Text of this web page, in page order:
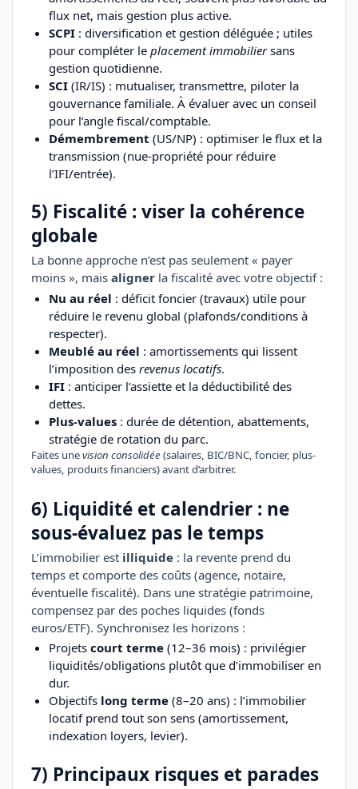
flux net, mais gestion plus active.
SCPI : diversification et gestion déléguée ; utiles
pour compléter le placement immobiliersans
gestion quotidienne.
SCI (IR/IS) : mutualiser, transmettre, piloter la
gouvernance familiale. À évaluer avec un conseil
pour l’angle fiscal/comptable.
Démembrement (US/NP) : optimiser le flux et la
transmission (nue-propriété pour réduire
l’IFI/entrée).
5) Fiscalité : viser la cohérence
globale
La bonne approche n’est pas seulement « payer
moins », mais alignerla fiscalité avec votre objectif :
Nu au réel : déficit foncier (travaux) utile pour
réduire le revenu global (plafonds/conditions à
respecter).
Meublé au réel : amortissements qui lissent
l’imposition des revenus locatifs.
IFI : anticiper l’assiette et la déductibilité des
dettes.
Plus-values : durée de détention, abattements,
stratégie de rotation du parc.
Faites unevision consolidée (salaires, BIC/BNC, foncier, plus-
values, produits financiers) avant d’arbitrer.
6) Liquidité et calendrier : ne
sous-évaluez pas le temps
L’immobilier est illiquide: la revente prend du
temps et comporte des coûts (agence, notaire,
éventuelle fiscalité). Dans une stratégie patrimoine,
compensez par des poches liquides (fonds
euros/ETF). Synchronisez les horizons :
Projets court terme (12–36 mois) : privilégier
liquidités/obligations plutôt que d’immobiliser en
dur.
Objectifs long terme (8–20 ans) : l’immobilier
locatif prend tout son sens (amortissement,
indexation loyers, levier).
7) Principaux risques et parades